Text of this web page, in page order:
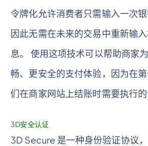
令牌化允许消费者只需输入一次银
因此无需在未来的交易中重新输
息。 使用这项技术可以帮助商家
畅、更安全的支付体验，因为在
们在商家网站上结账时需要执行的
3D安全认证
3D Secure 是一种身份验证协议